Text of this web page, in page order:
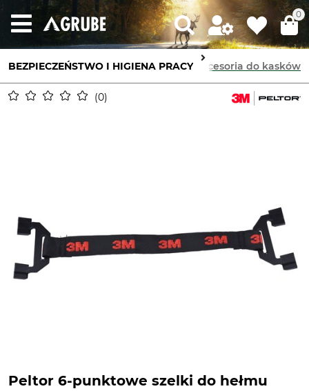
0
BEZPIECZEŃSTWO I HIGIENA PRACY
Ochrona głowy Akcesoria do kasków
0
Peltor 6-punktowe szelki do hełmu